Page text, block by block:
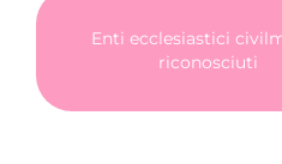
Enti ecclesiastici
riconosciuti